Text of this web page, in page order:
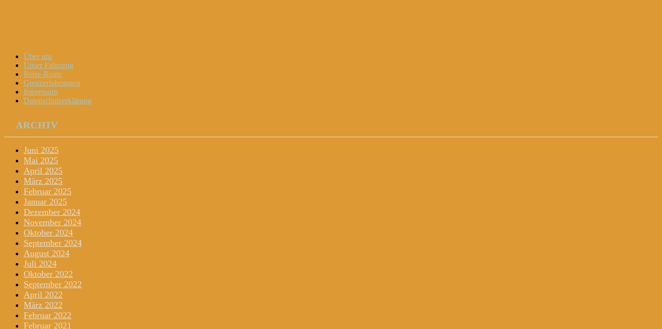
Menu
Widgets
Search
Skip
content
Über uns
Unser Fahrzeug
Reise-Route
Grenzerfahrungen
Impressum
Datenschutzerklärung
ARCHIV
Juni 2025
Mai 2025
April 2025
März 2025
Februar 2025
Januar 2025
Dezember 2024
November 2024
Oktober 2024
September 2024
August 2024
Juli 2024
Oktober 2022
September 2022
April 2022
März 2022
Februar 2022
Februar 2021